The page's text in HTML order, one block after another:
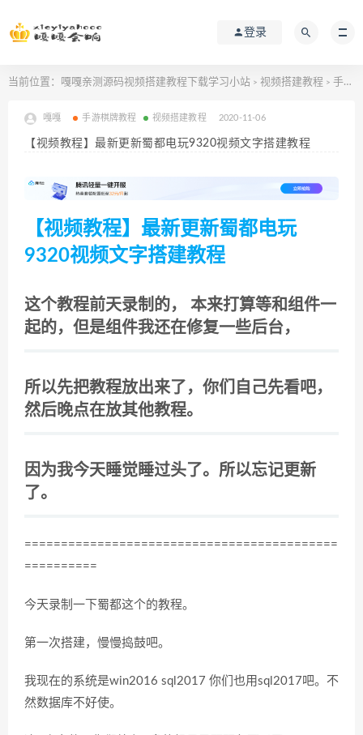
登录
当前位置： 嘎嘎亲测源码视频搭建教程下载学习小站 > 视频搭建教程 > 手游棋牌教程
嘎嘎 手游棋牌教程 视频搭建教程 2020-11-06
【视频教程】最新更新蜀都电玩9320视频文字搭建教程
【视频教程】最新更新蜀都电玩
9320视频文字搭建教程
这个教程前天录制的， 本来打算等和组件一
起的，但是组件我还在修复一些后台，
所以先把教程放出来了，你们自己先看吧，
然后晚点在放其他教程。
因为我今天睡觉睡过头了。所以忘记更新
了。
===========================================
==========
今天录制一下蜀都这个的教程。
第一次搭建，慢慢捣鼓吧。
我现在的系统是win2016 sql2017 你们也用sql2017吧。不
然数据库不好使。